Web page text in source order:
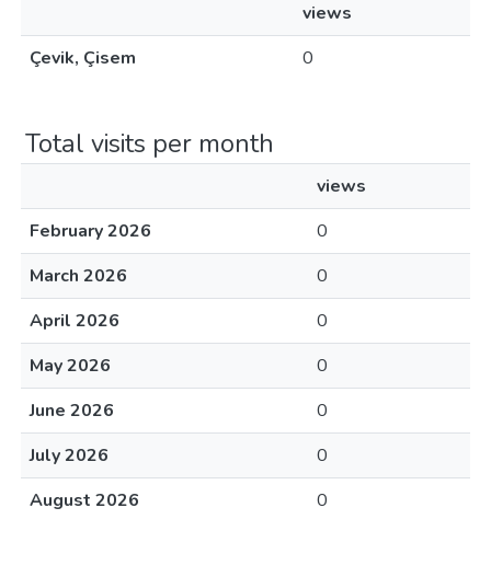
views
Çevik, Çisem
0
Total visits per month
views
February 2026
0
March 2026
0
April 2026
0
May 2026
0
June 2026
0
July 2026
0
August 2026
0